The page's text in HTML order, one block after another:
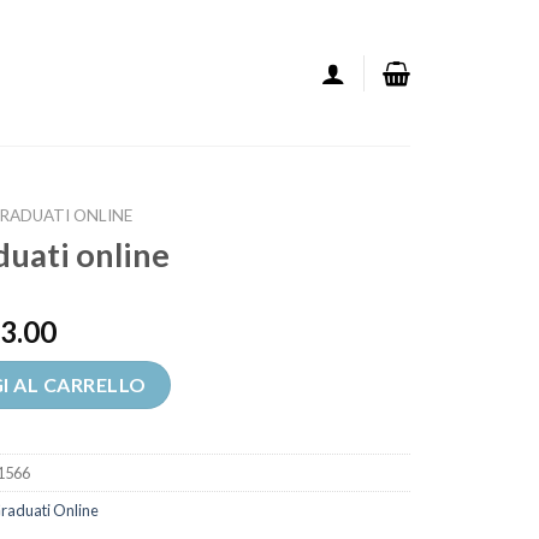
ONLINE
online
AL CARRELLO
Online